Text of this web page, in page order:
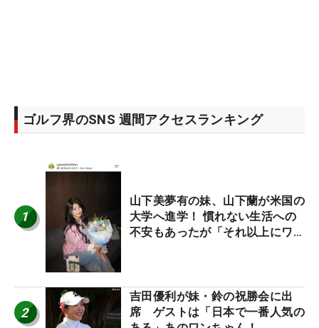
ゴルフ界のSNS 週間アクセスランキング
1
山下美夢有の妹、山下蘭が米国の
大学へ進学！ 慣れない生活への
不安もあったが「それ以上にワク
2
吉田優利が妹・鈴の祝勝会に出
席 ゲストは「日本で一番人気の